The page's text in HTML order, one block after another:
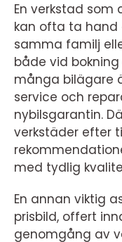
En verkstad som
kan ofta ta hand
samma familj
både vid
många bilägare
service och
nybilsgarantin.
verkstäder efter
med tydlig
En annan viktig
prisbild, offert
genomgång av